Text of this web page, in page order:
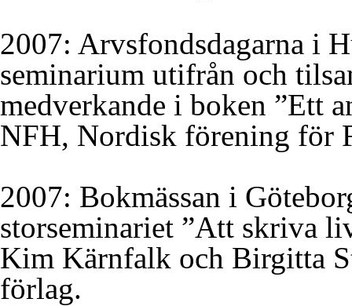
2007: Arvsfondsdagarna i
seminarium utifrån och
medverkande i boken ”Ett
NFH, Nordisk förening för
2007: Bokmässan i
storseminariet ”Att skriva
Kim Kärnfalk och Birgitta
förlag.